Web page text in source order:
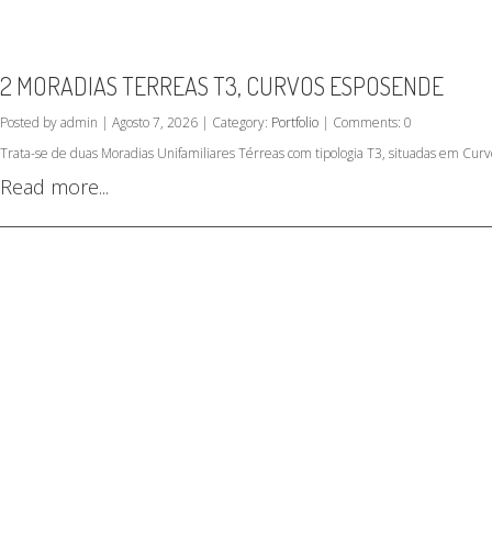
2 MORADIAS TERREAS T3, CURVOS ESPOSENDE
Posted by admin | Agosto 7, 2026 | Category: Portfolio | Comments: 0
Trata-se de duas Moradias Unifamiliares Térreas com tipologia T3, situadas em
Read more...